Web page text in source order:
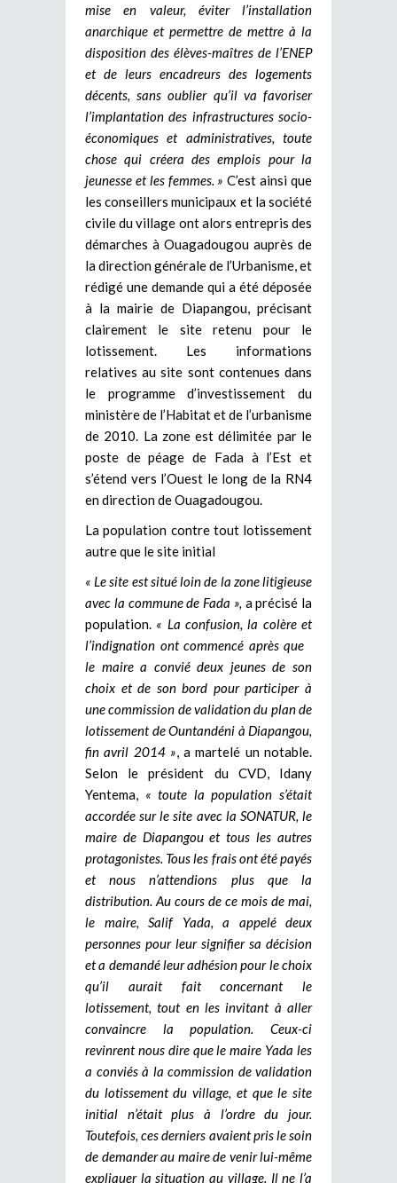
mise en valeur, éviter l’installation
anarchique et permettre de mettre à la
disposition des élèves-maîtres de l’ENEP
et de leurs encadreurs des logements
décents, sans oublier qu’il va favoriser
l’implantation des infrastructures socio-
économiques et administratives, toute
chose qui créera des emplois pour la
jeunesse et les femmes. » C’est ainsi que
les conseillers municipaux et la société
civile du village ont alors entrepris des
démarches à Ouagadougou auprès de
la direction générale de l’Urbanisme, et
rédigé une demande qui a été déposée
à la mairie de Diapangou, précisant
clairement le site retenu pour le
lotissement. Les informations
relatives au site sont contenues dans
le programme d’investissement du
ministère de l’Habitat et de l’urbanisme
de 2010. La zone est délimitée par le
poste de péage de Fada à l’Est et
s’étend vers l’Ouest le long de la RN4
en direction de Ouagadougou.
La population contre tout lotissement
autre que le site initial
« Le site est situé loin de la zone litigieuse
avec la commune de Fada », a précisé la
population. « La confusion, la colère et
l’indignation ont commencé après que
le maire a convié deux jeunes de son
choix et de son bord pour participer à
une commission de validation du plan de
lotissement de Ountandéni à Diapangou,
fin avril 2014 » , a martelé un notable.
Selon le président du CVD, Idany
Yentema, « toute la population s’était
accordée sur le site avec la SONATUR, le
maire de Diapangou et tous les autres
protagonistes. Tous les frais ont été payés
et nous n’attendions plus que la
distribution. Au cours de ce mois de mai,
le maire, Salif Yada, a appelé deux
personnes pour leur signifier sa décision
et a demandé leuradhésion pour le choix
qu’il aurait fait concernant le
lotissement, tout en les invitant à aller
convaincre la population. Ceux-ci
revinrent nous dire que le maire Yada les
a conviés à la commission de validation
du lotissement du village, et que le site
initial n’était plus à l’ordre du jour.
Toutefois, ces derniers avaient pris le soin
de demander au maire de venir lui-même
expliquer la situation au village. Il ne l’a